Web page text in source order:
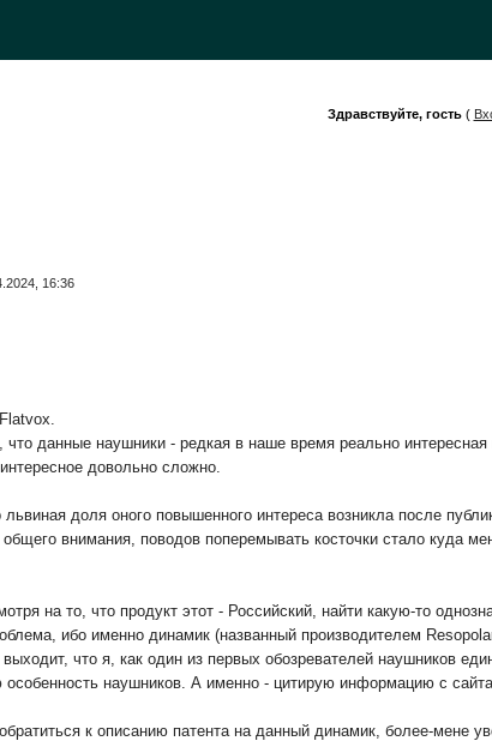
Здравствуйте, гость(
16:36
что данные наушники - редкая в наше время реально
довольно сложно.
доля оного повышенного интереса возникла после
внимания, поводов поперемывать косточки стало куда
на то, что продукт этот - Российский, найти какую-то
ибо именно динамик (названный производителем
что я, как один из первых обозревателей наушников
особенность наушников. А именно - цитирую информацию с
к описанию патента на данный динамик, более-мене